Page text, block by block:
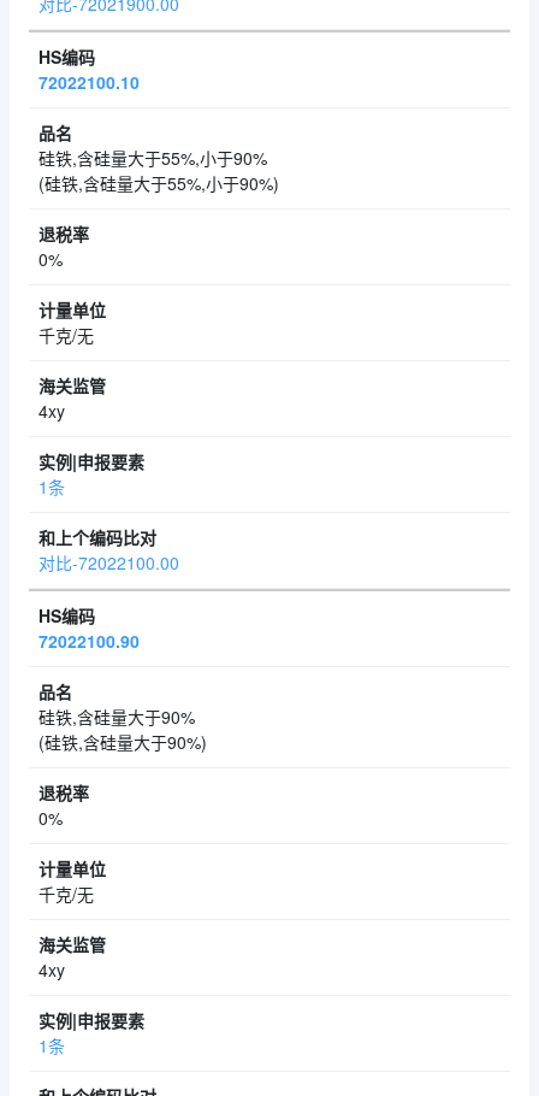
72022100.10
硅铁,含硅量大于55%,小于90%
(硅铁,含硅量大于55%,小于90%)
0%
千克/无
4xy
1条
对比-72022100.00
72022100.90
硅铁,含硅量大于90%
(硅铁,含硅量大于90%)
0%
千克/无
4xy
1条